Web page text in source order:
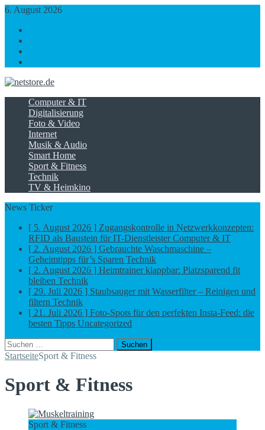
6. August 2026
Computer & IT
Digitalisierung
Foto & Video
Internet
Musik & Audio
Smart Home
Sport & Fitness
Technik
TV & Heimkino
News Ticker
[ 5. August 2026 ] Zugangskontrolle in Netzwerkkonzepten:
RFID als Baustein für IT-DienstleisterComputer & IT
[ 2. August 2026 ] Gebrauchte Waschmaschine –
Geheimtipps für’s Sparen Technik
[ 2. August 2026 ] Heimtrainer klappbar: Platzsparend fit
bleiben Technik
[ 29. Juli 2026 ] Staubsauger mit Wasserfilter – Reinigen und
filtern Technik
[ 21. Juli 2026 ] Foto-Spots für den perfekten Insta-Feed: die
besten Tipps Uncategorized
Suchen
nach:
StartseiteSport & Fitness
Sport & Fitness
Sport & Fitness